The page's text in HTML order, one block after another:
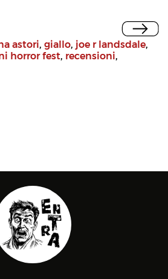
astori, giallo, joe r landsdale,
horror fest, recensioni,